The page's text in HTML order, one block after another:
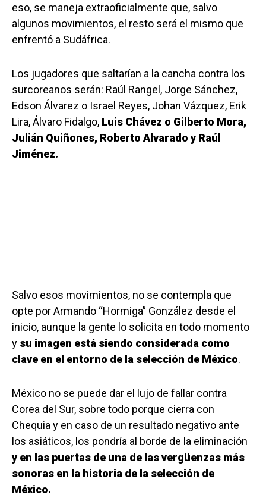
eso, se maneja extraoficialmente que, salvo
algunos movimientos, el resto será el mismo que
enfrentó a Sudáfrica.
Los jugadores que saltarían a la cancha contra los
surcoreanos serán: Raúl Rangel, Jorge Sánchez,
Edson Álvarez o Israel Reyes, Johan Vázquez, Erik
Lira, Álvaro Fidalgo, Luis Chávez o Gilberto Mora,
Julián Quiñones, Roberto Alvarado y Raúl
Jiménez.
Salvo esos movimientos, no se contempla que
opte por Armando “Hormiga” González desde el
inicio, aunque la gente lo solicita en todo momento
y su imagen está siendo considerada como
clave en el entorno de la selección de México.
México no se puede dar el lujo de fallar contra
Corea del Sur, sobre todo porque cierra con
Chequia y en caso de un resultado negativo ante
los asiáticos, los pondría al borde de la eliminación
y en las puertas de una de las vergüenzas más
sonoras en la historia de la selección de
México.